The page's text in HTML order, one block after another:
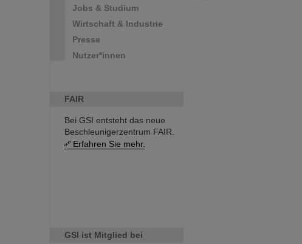
Jobs & Studium
Wirtschaft & Industrie
Presse
Nutzer*innen
FAIR
Bei GSI entsteht das neue
Beschleunigerzentrum FAIR.
Erfahren Sie mehr.
GSI ist Mitglied bei